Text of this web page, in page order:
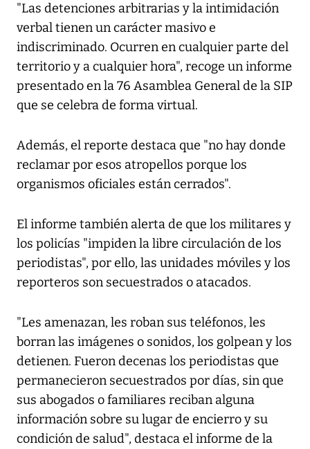
"Las detenciones arbitrarias y la intimidación
verbal tienen un carácter masivo e
indiscriminado. Ocurren en cualquier parte del
territorio y a cualquier hora", recoge un informe
presentado en la 76 Asamblea General de la SIP
que se celebra de forma virtual.
Además, el reporte destaca que "no hay donde
reclamar por esos atropellos porque los
organismos oficiales están cerrados".
El informe también alerta de que los militares y
los policías "impiden la libre circulación de los
periodistas", por ello, las unidades móviles y los
reporteros son secuestrados o atacados.
"Les amenazan, les roban sus teléfonos, les
borran las imágenes o sonidos, los golpean y los
detienen. Fueron decenas los periodistas que
permanecieron secuestrados por días, sin que
sus abogados o familiares reciban alguna
información sobre su lugar de encierro y su
condición de salud", destaca el informe de la